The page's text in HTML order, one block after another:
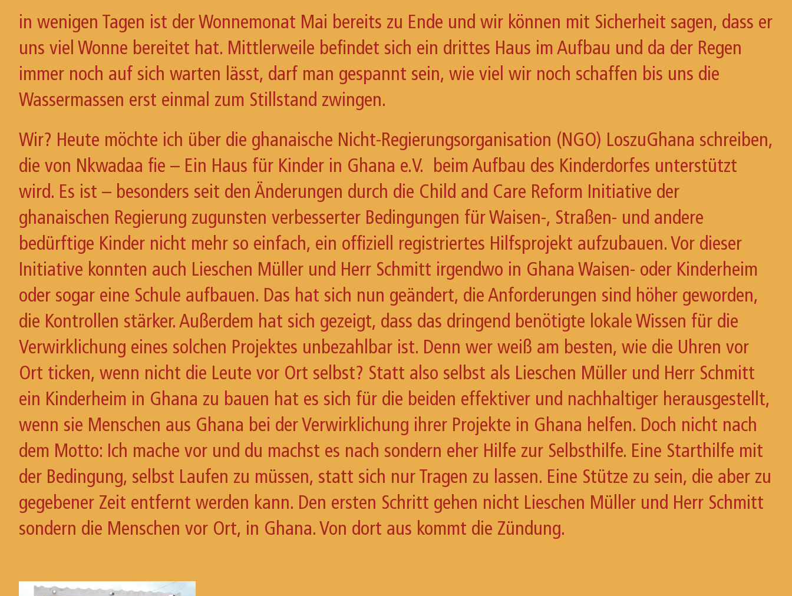
in wenigen Tagen ist der Wonnemonat Mai bereits zu Ende und wir können mit Sicherheit sagen, dass er
uns viel Wonne bereitet hat. Mittlerweile befindet sich ein drittes Haus im Aufbau und da der Regen
immer noch auf sich warten lässt, darf man gespannt sein, wie viel wir noch schaffen bis uns die
Wassermassen erst einmal zum Stillstand zwingen.
Wir? Heute möchte ich über die ghanaische Nicht-Regierungsorganisation (NGO) LoszuGhana schreiben,
die von Nkwadaa fie – Ein Haus für Kinder in Ghana e.V. beim Aufbau des Kinderdorfes unterstützt
wird. Es ist – besonders seit den Änderungen durch die Child and Care Reform Initiative der
ghanaischen Regierung zugunsten verbesserter Bedingungen für Waisen-, Straßen- und andere
bedürftige Kinder nicht mehr so einfach, ein offiziell registriertes Hilfsprojekt aufzubauen. Vor dieser
Initiative konnten auch Lieschen Müller und Herr Schmitt irgendwo in Ghana Waisen- oder Kinderheim
oder sogar eine Schule aufbauen. Das hat sich nun geändert, die Anforderungen sind höher geworden,
die Kontrollen stärker. Außerdem hat sich gezeigt, dass das dringend benötigte lokale Wissen für die
Verwirklichung eines solchen Projektes unbezahlbar ist. Denn wer weiß am besten, wie die Uhren vor
Ort ticken, wenn nicht die Leute vor Ort selbst? Statt also selbst als Lieschen Müller und Herr Schmitt
ein Kinderheim in Ghana zu bauen hat es sich für die beiden effektiver und nachhaltiger herausgestellt,
wenn sie Menschen aus Ghana bei der Verwirklichung ihrer Projekte in Ghana helfen. Doch nicht nach
dem Motto: Ich mache vor und du machst es nach sondern eher Hilfe zur Selbsthilfe. Eine Starthilfe mit
der Bedingung, selbst Laufen zu müssen, statt sich nur Tragen zu lassen. Eine Stütze zu sein, die aber zu
gegebener Zeit entfernt werden kann. Den ersten Schritt gehen nicht Lieschen Müller und Herr Schmitt
sondern die Menschen vor Ort, in Ghana. Von dort aus kommt die Zündung.